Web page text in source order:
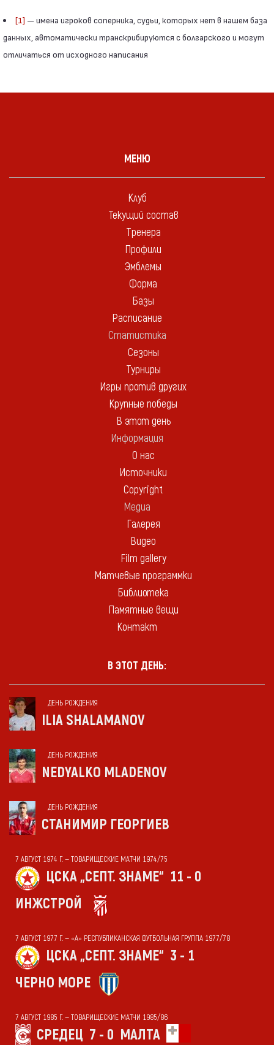
[1] — имена игроков соперника, судьи, которых нет в нашем база
данных, автоматически транскрибируются с болгарского и могут
отличаться от исходного написания
МЕНЮ
Клуб
Текущий состав
Тренера
Профили
Эмблемы
Форма
Базы
Расписание
Статистика
Сезоны
Турниры
Игры против других
Крупные победы
В этот день
Информация
О нас
Источники
Copyright
Медиа
Галерея
Видео
Film gallery
Матчевые программки
Библиотека
Памятные вещи
Контакт
В ЭТОТ ДЕНЬ:
ДЕНЬ РОЖДЕНИЯ
ILIA SHALAMANOV
ДЕНЬ РОЖДЕНИЯ
NEDYALKO MLADENOV
ДЕНЬ РОЖДЕНИЯ
СТАНИМИР ГЕОРГИЕВ
7 АВГУСТ 1974 Г. — ТОВАРИЩЕСКИЕ МАТЧИ 1974/75
ЦСКА „СЕПТ. ЗНАМЕ“ 11 - 0
ИНЖСТРОЙ
7 АВГУСТ 1977 Г. — «А» РЕСПУБЛИКАНСКАЯ ФУТБОЛЬНАЯ ГРУППА 1977/78
ЦСКА „СЕПТ. ЗНАМЕ“ 3 - 1
ЧЕРНО МОРЕ
7 АВГУСТ 1985 Г. — ТОВАРИЩЕСКИЕ МАТЧИ 1985/86
СРЕДЕЦ 7 - 0 МАЛТА